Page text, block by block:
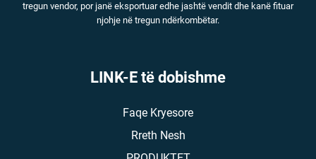
tregun vendor, por janë eksportuar edhe jashtë vendit dhe kanë fituar
njohje në tregun ndërkombëtar.
LINK-E të dobishme
Faqe Kryesore
Rreth Nesh